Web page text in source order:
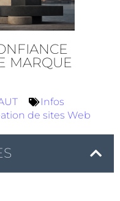
MARQUE
Infos
de sites Web